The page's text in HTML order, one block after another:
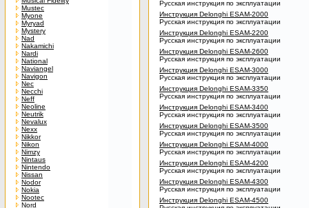
Mustec
Myone
Myryad
Mystery
Nad
Nakamichi
Nardi
National
Naviangel
Navigon
Nec
Necchi
Neff
Neoline
Neutrik
Nevalux
Nexx
Nikkor
Nikon
Nimzy
Nintaus
Nintendo
Nissan
Nodor
Nokia
Nootec
Nord
Русская инструкция по эксплуатации
Инструкция Delonghi ESAM-2000
Русская инструкция по эксплуатации
Инструкция Delonghi ESAM-2200
Русская инструкция по эксплуатации
Инструкция Delonghi ESAM-2600
Русская инструкция по эксплуатации
Инструкция Delonghi ESAM-3000
Русская инструкция по эксплуатации
Инструкция Delonghi ESAM-3350
Русская инструкция по эксплуатации
Инструкция Delonghi ESAM-3400
Русская инструкция по эксплуатации
Инструкция Delonghi ESAM-3500
Русская инструкция по эксплуатации
Инструкция Delonghi ESAM-4000
Русская инструкция по эксплуатации
Инструкция Delonghi ESAM-4200
Русская инструкция по эксплуатации
Инструкция Delonghi ESAM-4300
Русская инструкция по эксплуатации
Инструкция Delonghi ESAM-4500